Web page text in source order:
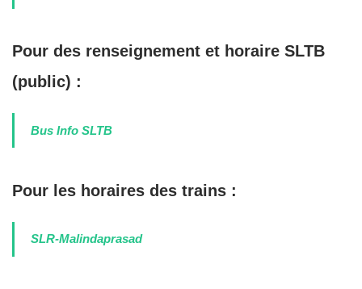
Pour des renseignement et horaire SLTB
(public) :
Bus Info SLTB
Pour les horaires des trains :
SLR-Malindaprasad